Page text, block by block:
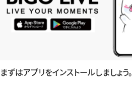
まずはアプリをインストールしましょう。